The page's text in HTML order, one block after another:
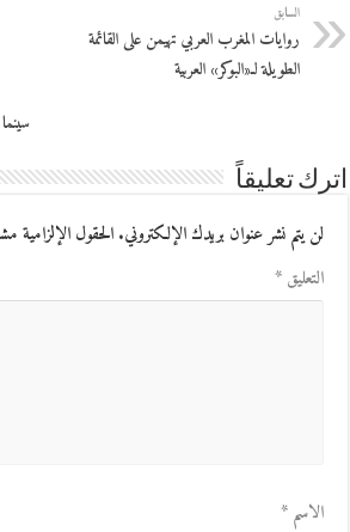
السابق
روايات المغرب العربي تهيمن على القائمة
الطويلة لـ«البوكر» العربية
اترك تعليقاً
لن يتم نشر عنوان بريدك الإلكتروني.الحقول الإلزامية
التعليق*
الاسم*